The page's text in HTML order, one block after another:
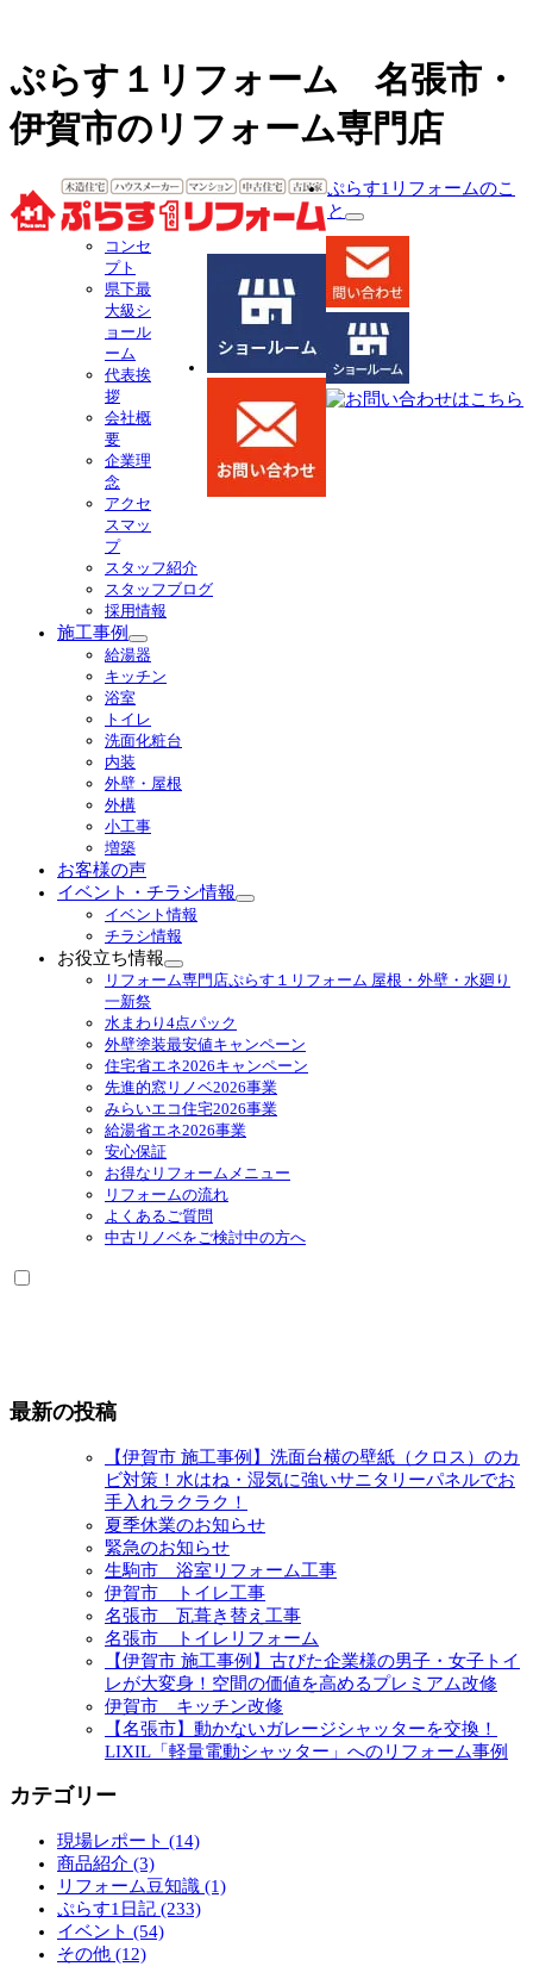
ぷらす１リフォーム 名張市・
伊賀市のリフォーム専門店
ぷらす1リフォームのこ
と
サ
ブ
メ
ニ
ュ
ー
を
展
開
コンセ
プト
県下最
大級シ
ョール
ーム
代表挨
拶
会社概
要
企業理
念
アクセ
スマッ
プ
スタッフ紹介
スタッフブログ
採用情報
施工事例
サ
ブ
ニ
ュ
開
給湯器
キッチン
浴室
トイレ
洗面化粧台
内装
外壁・屋根
外構
小工事
増築
お客様の声
イベント・チラシ情報
サ
ニ
ュ
を
展
開
イベント情報
チラシ情報
お役立ち情報
サ
メ
ニ
ュ
ー
を
展
リフォーム専門店ぷらす１リフォーム 屋根・外壁・水廻り
一新祭
水まわり4点パック
外壁塗装最安値キャンペーン
住宅省エネ2026キャンペーン
先進的窓リノベ2026事業
みらいエコ住宅2026事業
給湯省エネ2026事業
安心保証
お得なリフォームメニュー
リフォームの流れ
よくあるご質問
中古リノベをご検討中の方へ
最新の投稿
【伊賀市 施工事例】洗面台横の壁紙（クロス）のカ
ビ対策！水はね・湿気に強いサニタリーパネルでお
手入れラクラク！
夏季休業のお知らせ
緊急のお知らせ
生駒市 浴室リフォーム工事
伊賀市 トイレ工事
名張市 瓦葺き替え工事
名張市 トイレリフォーム
【伊賀市 施工事例】古びた企業様の男子・女子トイ
レが大変身！空間の価値を高めるプレミアム改修
伊賀市 キッチン改修
【名張市】動かないガレージシャッターを交換！
LIXIL「軽量電動シャッター」へのリフォーム事例
カテゴリー
現場レポート (14)
商品紹介 (3)
リフォーム豆知識 (1)
ぷらす1日記 (233)
イベント (54)
その他 (12)